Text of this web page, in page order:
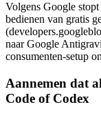
Volgens Google
bedienen van gratis
naar Google
consumenten-setup
Aannemen dat
Code of Codex